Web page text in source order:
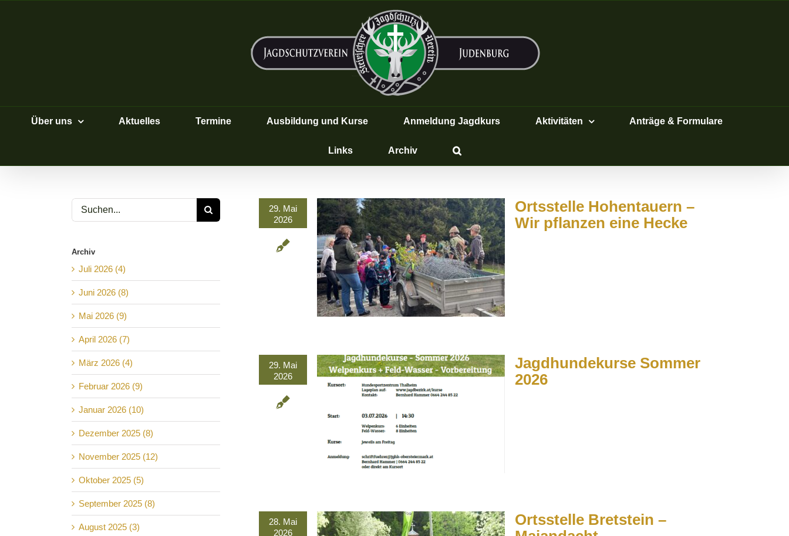
Über uns Aktuelles Termine Ausbildung und Kurse Anmeldung Jagdkurs Aktivitäten Anträge & Formulare
Links Archiv
29. Mai
2026
Ortsstelle Hohentauern –
Wir pflanzen eine Hecke
29. Mai
2026
Jagdhundekurse Sommer
2026
28. Mai
2026
Ortsstelle Bretstein –
Suche
nach:
Archiv
Juli 2026 (4)
Juni 2026 (8)
Mai 2026 (9)
April 2026 (7)
März 2026 (4)
Februar 2026 (9)
Januar 2026 (10)
Dezember 2025 (8)
November 2025 (12)
Oktober 2025 (5)
September 2025 (8)
August 2025 (3)